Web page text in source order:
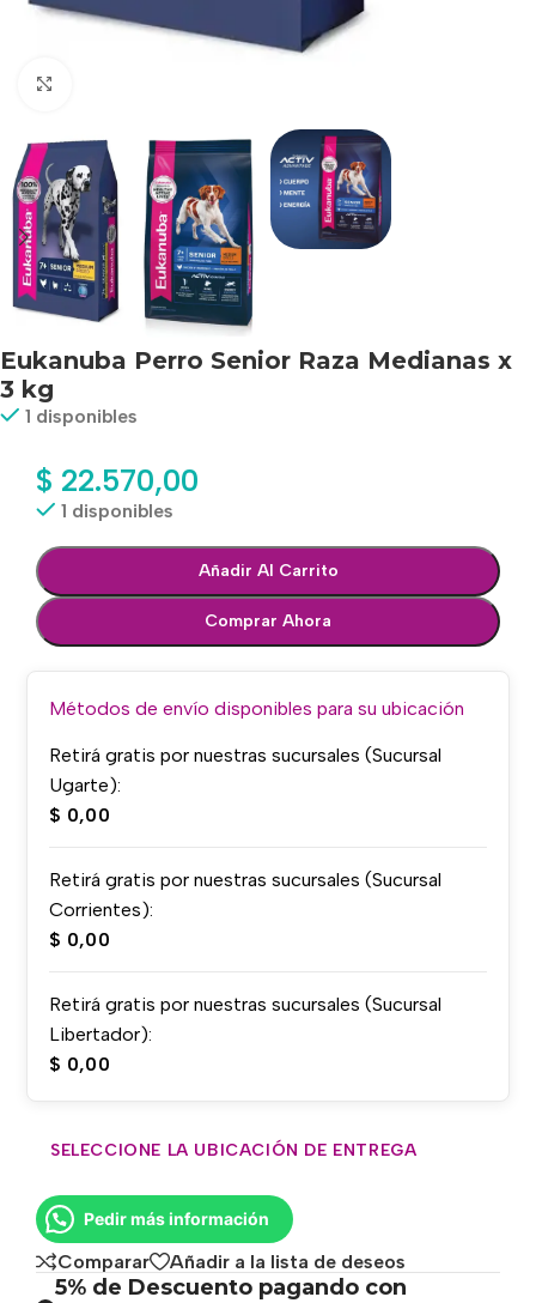
Eukanuba Perro Senior Raza Medianas x
3 kg
1 disponibles
$ 22.570,00
1 disponibles
Añadir Al Carrito
Comprar Ahora
Métodos de envío disponibles para su ubicación
Retirá gratis por nuestras sucursales (Sucursal
Ugarte):
$ 0,00
Retirá gratis por nuestras sucursales (Sucursal
Corrientes):
$ 0,00
Retirá gratis por nuestras sucursales (Sucursal
Libertador):
$ 0,00
SELECCIONE LA UBICACIÓN DE ENTREGA
Pedir más información
Comparar Añadir a la lista de deseos
5% de Descuento pagando con